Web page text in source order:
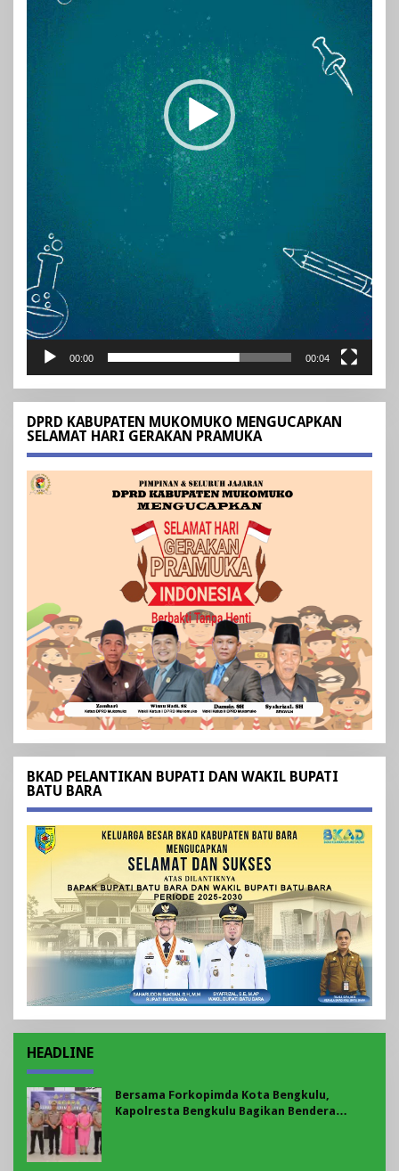
00:00 00:04
DPRD KABUPATEN MUKOMUKO MENGUCAPKAN
SELAMAT HARI GERAKAN PRAMUKA
BKAD PELANTIKAN BUPATI DAN WAKIL BUPATI
BATU BARA
HEADLINE
Bersama Forkopimda Kota Bengkulu,
Kapolresta Bengkulu Bagikan Bendera